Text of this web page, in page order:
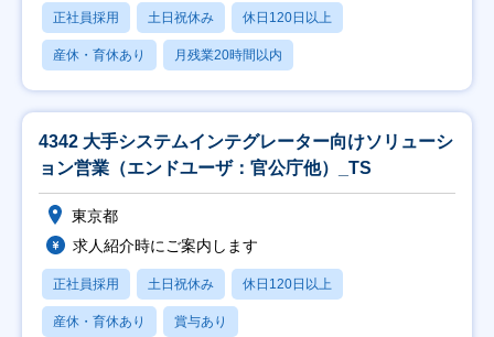
正社員採用 土日祝休み 休日120日以上
産休・育休あり 月残業20時間以内
4342 大手システムインテグレーター向けソリューシ
ョン営業（エンドユーザ：官公庁他）_TS
東京都
求人紹介時にご案内します
正社員採用 土日祝休み 休日120日以上
産休・育休あり 賞与あり